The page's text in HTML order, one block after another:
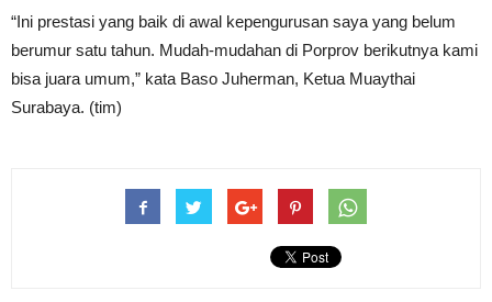
“Ini prestasi yang baik di awal kepengurusan saya yang belum
berumur satu tahun. Mudah-mudahan di Porprov berikutnya kami
bisa juara umum,” kata Baso Juherman, Ketua Muaythai
Surabaya. (tim)